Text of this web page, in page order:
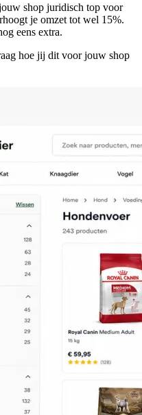
shop juridisch top voor
je omzet tot wel 15%.
eens extra.
hoe jij dit voor jouw shop